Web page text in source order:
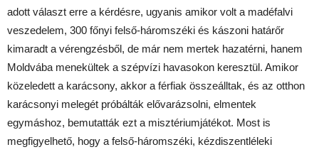
adott választ erre a kérdésre, ugyanis amikor volt a madéfalvi
veszedelem, 300 főnyi felső-háromszéki és kászoni határőr
kimaradt a vérengzésből, de már nem mertek hazatérni, hanem
Moldvába menekültek a szépvízi havasokon keresztül. Amikor
közeledett a karácsony, akkor a férfiak összeálltak, és az otthon
karácsonyi melegét próbálták elővarázsolni, elmentek
egymáshoz, bemutatták ezt a misztériumjátékot. Most is
megfigyelhető, hogy a felső-háromszéki, kézdiszentléleki